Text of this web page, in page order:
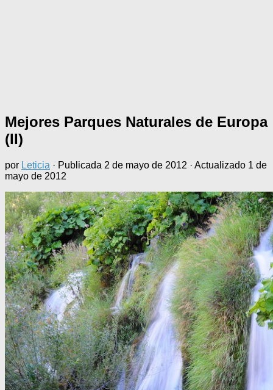
Mejores Parques Naturales de Europa
(II)
por Leticia · Publicada 2 de mayo de 2012 · Actualizado 1 de
mayo de 2012